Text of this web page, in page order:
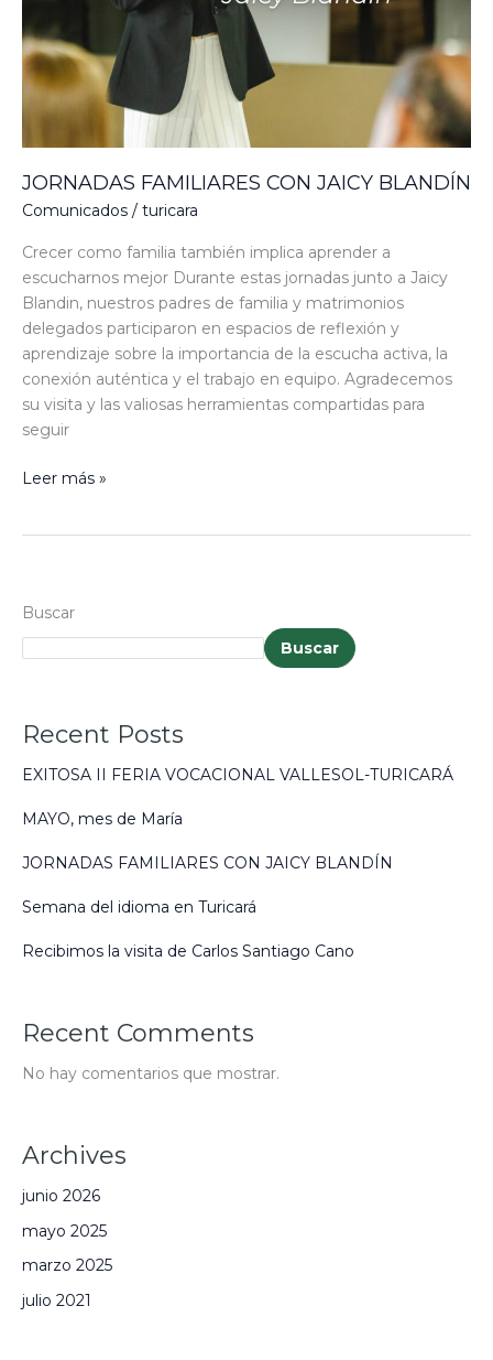
JORNADAS FAMILIARES CON JAICY BLANDÍN
Comunicados / turicara
Crecer como familia también implica aprender a
escucharnos mejor Durante estas jornadas junto a Jaicy
Blandin, nuestros padres de familia y matrimonios
delegados participaron en espacios de reflexión y
aprendizaje sobre la importancia de la escucha activa, la
conexión auténtica y el trabajo en equipo. Agradecemos
su visita y las valiosas herramientas compartidas para
seguir
Leer más »
Buscar
Buscar
Recent Posts
EXITOSA II FERIA VOCACIONAL VALLESOL-TURICARÁ
MAYO, mes de María
JORNADAS FAMILIARES CON JAICY BLANDÍN
Semana del idioma en Turicará
Recibimos la visita de Carlos Santiago Cano​
Recent Comments
No hay comentarios que mostrar.
Archives
junio 2026
mayo 2025
marzo 2025
julio 2021